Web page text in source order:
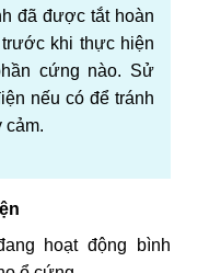
đã được tắt hoàn
khi thực hiện
cứng nào. Sử
nếu có để tránh
cảm.
hoạt động bình